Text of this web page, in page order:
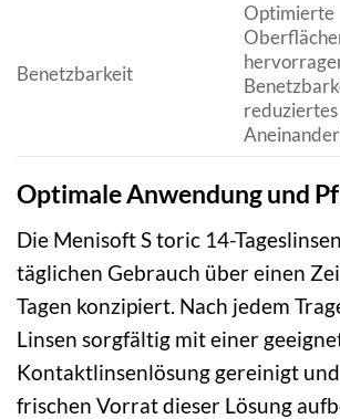
Benetzbarkeit
Optimierte
reduziertes
Optimale Anwendung und
Die Menisoft S toric 14-
täglichen Gebrauch über einen
Tagen konzipiert. Nach jedem
Linsen sorgfältig mit einer
Kontaktlinsenlösung gereinigt
frischen Vorrat dieser Lösung